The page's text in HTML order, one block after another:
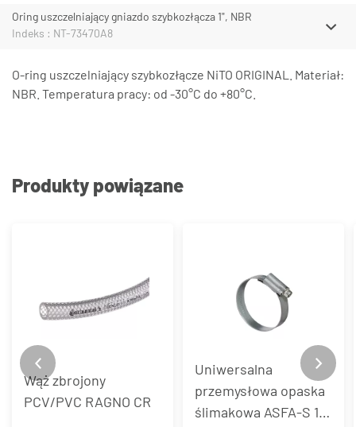
Oring uszczelniający gniazdo szybkozłącza 1", NBR
Indeks : NT-73470A8
O-ring uszczelniający szybkozłącze NiTO ORIGINAL. Materiał:
NBR. Temperatura pracy: od -30°C do +80°C.
Produkty powiązane
Wąż zbrojony
PCV/PVC RAGNO CR
Uniwersalna
przemysłowa opaska
ślimakowa ASFA-S 12